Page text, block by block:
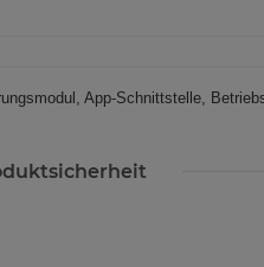
App-Schnittstelle,